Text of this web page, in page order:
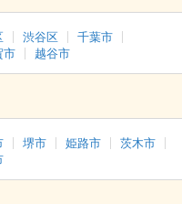
渋谷区
千葉市
市 越谷市
堺市 姫路市
茨木市